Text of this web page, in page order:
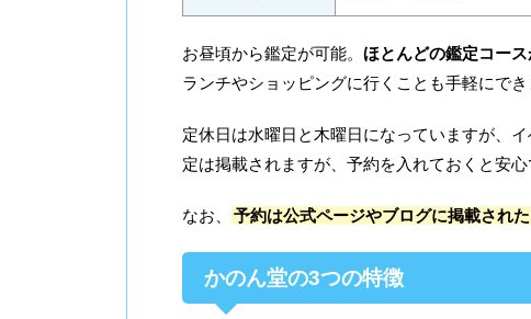
お昼頃から鑑定が可能。 ほとんどの鑑定コー
ランチやショッピングに行くことも手軽にでき
定休日は水曜日と木曜日になっていますが、
定は掲載されますが、予約を入れておくと安心
なお、 予約は公式ページやブログに掲載され
かのん堂の3つの特徴